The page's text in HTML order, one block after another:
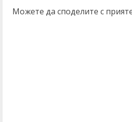
Можете да споделите с